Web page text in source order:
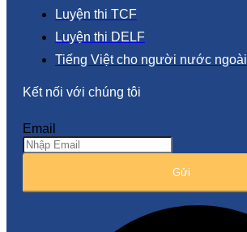
Luyện thi TCF
Luyện thi DELF
Tiếng Việt cho người nước ngoài
Kết nối với chúng tôi
Email
Gửi